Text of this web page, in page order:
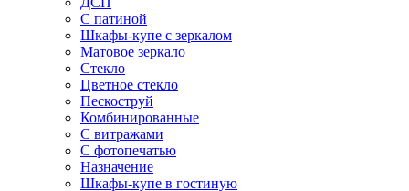
С патиной
Шкафы-купе с зеркалом
Матовое зеркало
Стекло
Цветное стекло
Пескоструй
Комбинированные
С витражами
С фотопечатью
Назначение
Шкафы-купе в гостиную